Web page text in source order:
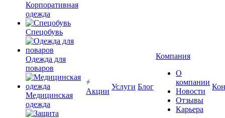
Корпоративная
одежда
Спецобувь
Одежда для
поваров
Медицинская
одежда
Акции
Услуги Блог
Компания
О
компании
Новости
Отзывы
Карьера